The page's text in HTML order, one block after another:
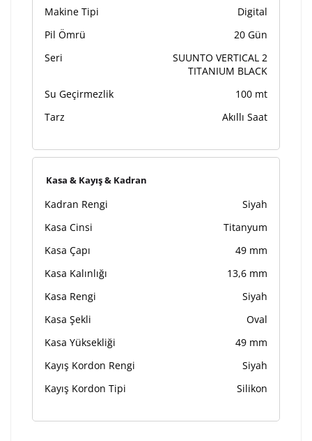
Makine Tipi
Digital
Pil Ömrü
20 Gün
Seri
SUUNTO VERTICAL 2
TITANIUM BLACK
Su Geçirmezlik
100 mt
Tarz
Akıllı Saat
Kasa & Kayış & Kadran
Kadran Rengi
Siyah
Kasa Cinsi
Titanyum
Kasa Çapı
49 mm
Kasa Kalınlığı
13,6 mm
Kasa Rengi
Siyah
Kasa Şekli
Oval
Kasa Yüksekliği
49 mm
Kayış Kordon Rengi
Siyah
Kayış Kordon Tipi
Silikon